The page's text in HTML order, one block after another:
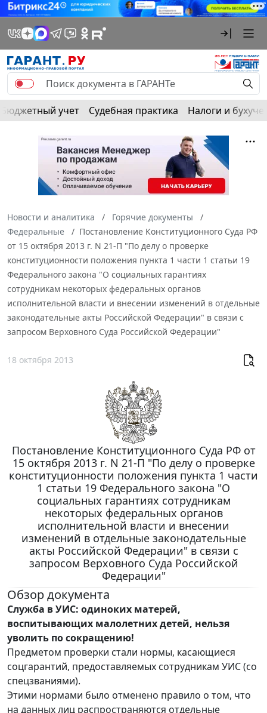
Бюджетный учет Судебная практика Налоги и
Новости и аналитика
Горячие документы
Федеральные
Постановление Конституционного Суда РФ
от 15 октября 2013 г. N 21-П "По делу о проверке
конституционности положения пункта 1 части 1 статьи 19
Федерального закона "О социальных гарантиях
сотрудникам некоторых федеральных органов
исполнительной власти и внесении изменений в отдельные
законодательные акты Российской Федерации" в связи с
запросом Верховного Суда Российской Федерации"
18 октября 2013
Постановление Конституционного Суда РФ от
15 октября 2013 г. N 21-П "По делу о проверке
конституционности положения пункта 1 части
1 статьи 19 Федерального закона "О
социальных гарантиях сотрудникам
некоторых федеральных органов
исполнительной власти и внесении
изменений в отдельные законодательные
акты Российской Федерации" в связи с
запросом Верховного Суда Российской
Федерации"
Обзор документа
Служба в УИС: одиноких матерей,
воспитывающих малолетних детей, нельзя
уволить по сокращению!
Предметом проверки стали нормы, касающиеся
соцгарантий, предоставляемых сотрудникам УИС (со
спецзваниями).
Этими нормами было отменено правило о том, что
на данных лиц распространяются отдельные